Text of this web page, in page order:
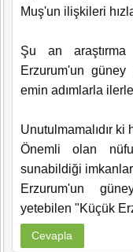
Muş'un ilişkileri
Şu an
Erzurum'un
emin adımlarla
Unutulmamalıdır ki
Önemli olan
sunabildiği
Erzurum'un
yetebilen "Küçük
Cevapla